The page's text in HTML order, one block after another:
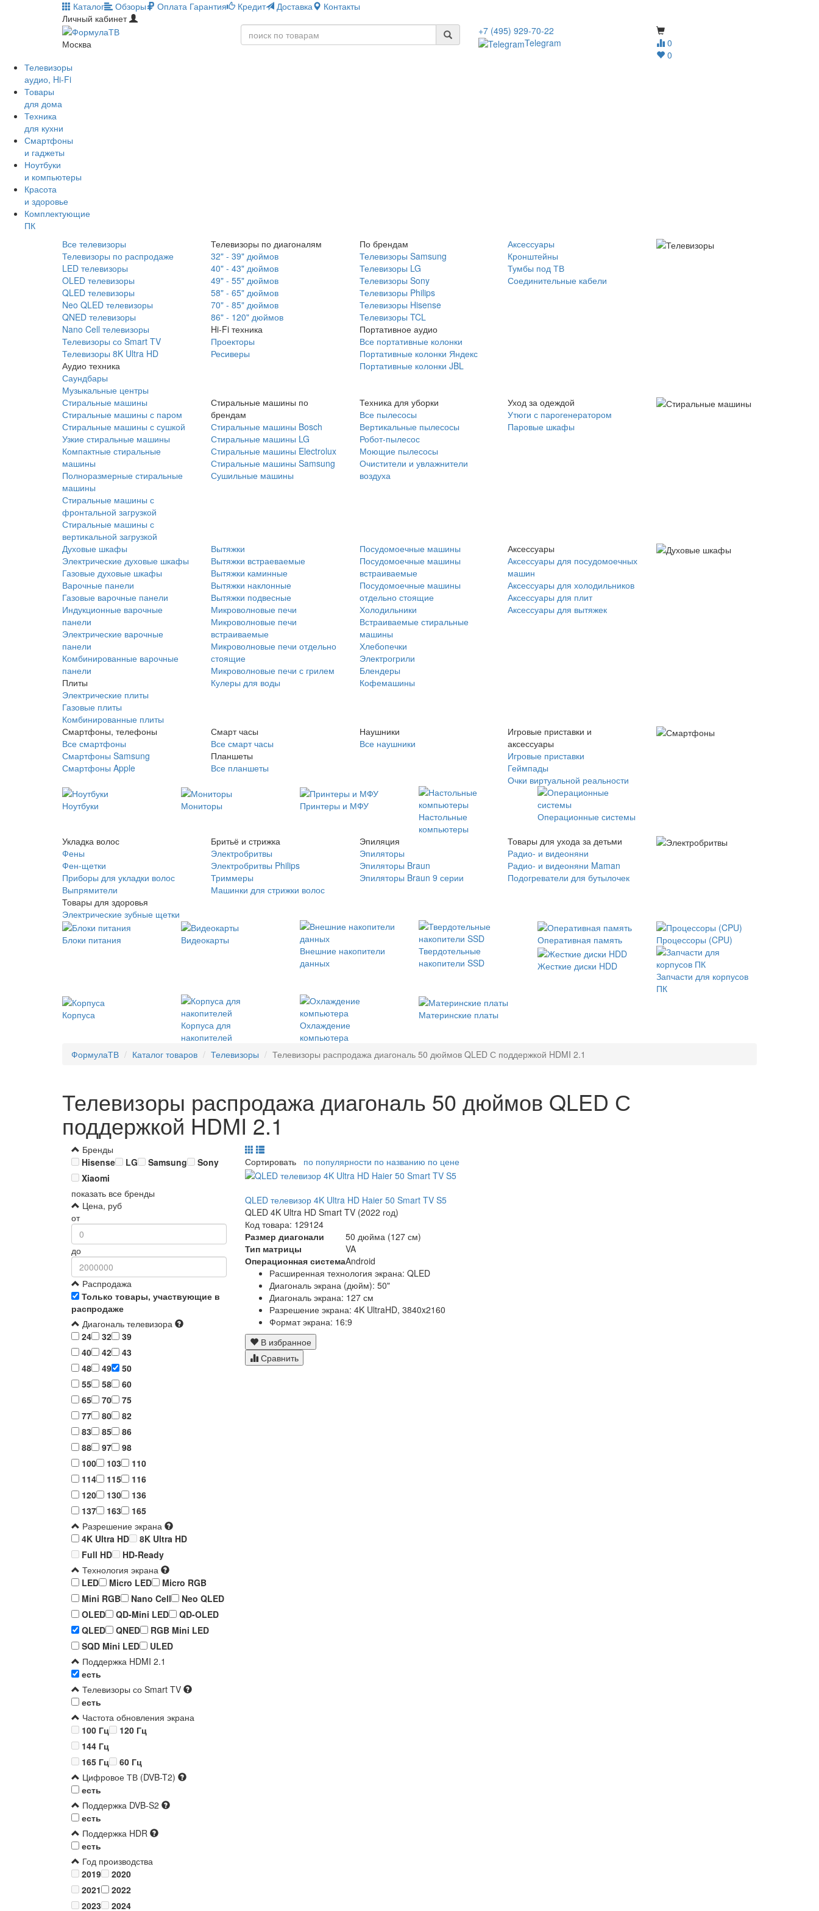
Каталог Обзоры Оплата Гарантия Кредит Доставка
Контакты
Личный кабинет
Москва
0
0
+7 (495) 929-70-22
Telegram
Телевизоры
аудио, Hi-Fi
Товары
для дома
Техника
для кухни
Смартфоны
и гаджеты
Ноутбуки
и компьютеры
Красота
и здоровье
Комплектующие
ПК
Все телевизоры
Телевизоры по распродаже
LED телевизоры
OLED телевизоры
QLED телевизоры
Neo QLED телевизоры
QNED телевизоры
Nano Cell телевизоры
Телевизоры со Smart TV
Телевизоры 8K Ultra HD
Аудио техника
Саундбары
Музыкальные центры
Телевизоры по диагоналям
32" - 39" дюймов
40" - 43" дюймов
49" - 55" дюймов
58" - 65" дюймов
70" - 85" дюймов
86" - 120" дюймов
Hi-Fi техника
Проекторы
Ресиверы
По брендам
Телевизоры Samsung
Телевизоры LG
Телевизоры Sony
Телевизоры Philips
Телевизоры Hisense
Телевизоры TCL
Портативное аудио
Все портативные колонки
Портативные колонки Яндекс
Портативные колонки JBL
Аксессуары
Кронштейны
Тумбы под ТВ
Соединительные кабели
Стиральные машины
Стиральные машины с паром
Стиральные машины с сушкой
Узкие стиральные машины
Компактные стиральные
машины
Полноразмерные стиральные
машины
Стиральные машины с
фронтальной загрузкой
Стиральные машины с
вертикальной загрузкой
Стиральные машины по
брендам
Стиральные машины Bosch
Стиральные машины LG
Стиральные машины Electrolux
Стиральные машины Samsung
Сушильные машины
Техника для уборки
Все пылесосы
Вертикальные пылесосы
Робот-пылесос
Моющие пылесосы
Очистители и увлажнители
воздуха
Уход за одеждой
Утюги с парогенератором
Паровые шкафы
Духовые шкафы
Электрические духовые шкафы
Газовые духовые шкафы
Варочные панели
Газовые варочные панели
Индукционные варочные
панели
Электрические варочные
панели
Комбинированные варочные
панели
Плиты
Электрические плиты
Газовые плиты
Комбинированные плиты
Вытяжки
Вытяжки встраеваемые
Вытяжки каминные
Вытяжки наклонные
Вытяжки подвесные
Микроволновые печи
Микроволновые печи
встраиваемые
Микроволновые печи отдельно
стоящие
Микроволновые печи с грилем
Кулеры для воды
Посудомоечные машины
Посудомоечные машины
встраиваемые
Посудомоечные машины
отдельно стоящие
Холодильники
Встраиваемые стиральные
машины
Хлебопечки
Электрогрили
Блендеры
Кофемашины
Аксессуары
Аксессуары для посудомоечных
машин
Аксессуары для холодильников
Аксессуары для плит
Аксессуары для вытяжек
Смартфоны, телефоны
Все смартфоны
Смартфоны Samsung
Смартфоны Apple
Смарт часы
Все смарт часы
Планшеты
Все планшеты
Наушники
Все наушники
Игровые приставки и
аксессуары
Игровые приставки
Геймпады
Очки виртуальной реальности
Ноутбуки Мониторы
Принтеры и МФУ
Настольные
компьютеры
Операционные системы
Укладка волос
Фены
Фен-щетки
Приборы для укладки волос
Выпрямители
Товары для здоровья
Электрические зубные щетки
Бритьё и стрижка
Электробритвы
Электробритвы Philips
Триммеры
Машинки для стрижки волос
Эпиляция
Эпиляторы
Эпиляторы Braun
Эпиляторы Braun 9 серии
Товары для ухода за детьми
Радио- и видеоняни
Радио- и видеоняни Maman
Подогреватели для бутылочек
Блоки питания
Видеокарты
Внешние накопители
данных
Твердотельные
накопители SSD
Оперативная память Процессоры (CPU)
Жесткие диски HDD
Запчасти для корпусов
ПК
Корпуса
Корпуса для
накопителей
Охлаждение
компьютера
Материнские платы
ФормулаТВ Каталог товаров Телевизоры Телевизоры распродажа диагональ 50 дюймов QLED С поддержкой HDMI 2.1
Телевизоры распродажа диагональ 50 дюймов QLED С
поддержкой HDMI 2.1
Бренды
Hisense
LG Samsung
Sony
Xiaomi
показать все бренды
Цена, руб
от
до
Распродажа
Только товары, участвующие в
распродаже
Диагональ телевизора
24
32
39
40
42
43
48
49
50
55
58
60
65
70
75
77
80
82
83
85
86
88
97
98
100
103
110
114
115
116
120
130
136
137
163
165
Разрешение экрана
4K Ultra HD
8K Ultra HD
Full HD
HD-Ready
Технология экрана
LED
Micro LED
Micro RGB
Mini RGB
Nano Cell
Neo QLED
OLED
QD-Mini LED
QD-OLED
QLED
QNED
RGB Mini LED
SQD Mini LED
ULED
Поддержка HDMI 2.1
есть
Телевизоры со Smart TV
есть
Частота обновления экрана
100 Гц
120 Гц
144 Гц
165 Гц
60 Гц
Цифровое ТВ (DVB-T2)
есть
Поддержка DVB-S2
есть
Поддержка HDR
есть
Год производства
2019
2020
2021
2022
2023
2024
Сортировать по популярности по названию по цене
QLED телевизор 4K Ultra HD Haier 50 Smart TV S5
QLED 4K Ultra HD Smart TV (2022 год)
Код товара: 129124
Размер диагонали
50 дюйма (127 см)
Тип матрицы
VA
Операционная системаAndroid
Расширенная технология экрана: QLED
Диагональ экрана (дюйм): 50"
Диагональ экрана: 127 см
Разрешение экрана: 4K UltraHD, 3840x2160
Формат экрана: 16:9
В избранное
Сравнить